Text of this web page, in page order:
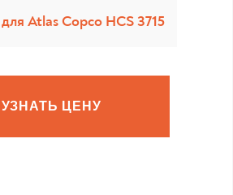
Atlas Copco HCS 3715
УЗНАТЬ ЦЕНУ